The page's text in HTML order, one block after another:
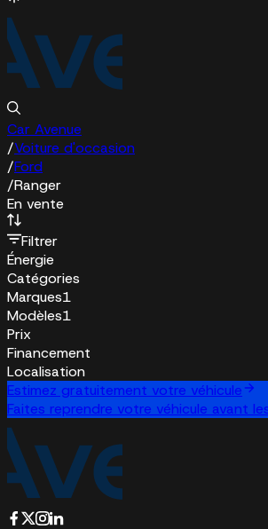
Car Avenue
/Voiture d'occasion
/Ford
/Ranger
En vente
Filtrer
Énergie
Catégories
Marques1
Modèles1
Prix
Financement
Localisation
Estimez gratuitement votre véhicule
Faites reprendre votre véhicule avant